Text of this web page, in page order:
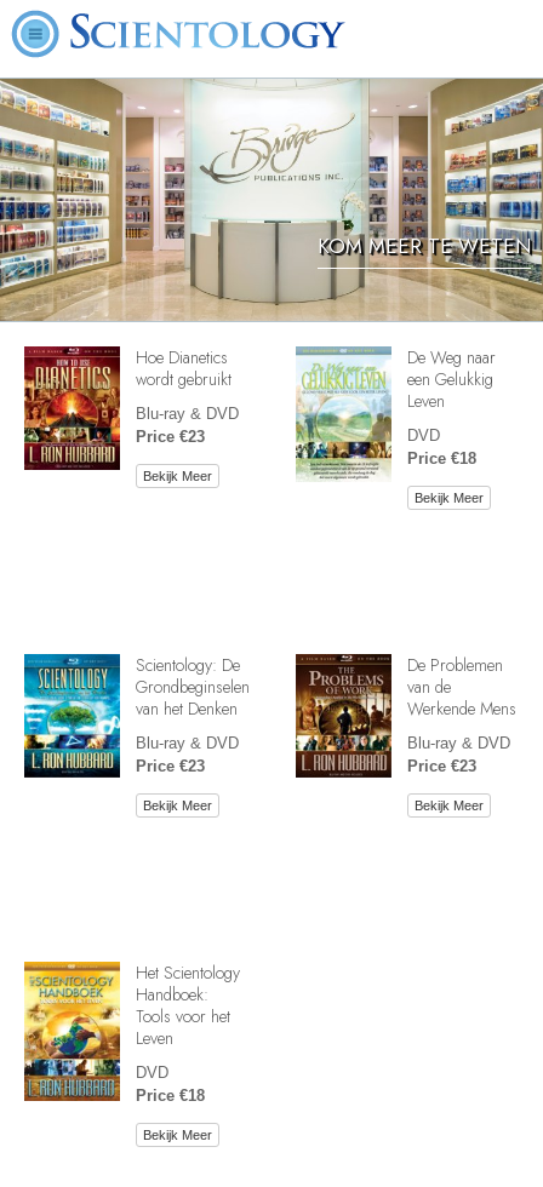
KOM MEER TE WETEN
Hoe Dianetics
wordt gebruikt
Blu-ray & DVD
Price €23
Bekijk Meer
De Weg naar
een Gelukkig
Leven
DVD
Price €18
Bekijk Meer
Scientology: De
Grondbeginselen
van het Denken
Blu-ray & DVD
Price €23
Bekijk Meer
De Problemen
van de
Werkende Mens
Blu-ray & DVD
Price €23
Bekijk Meer
Het Scientology
Handboek:
Tools voor het
Leven
DVD
Price €18
Bekijk Meer